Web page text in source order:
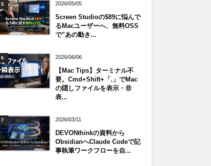
5 2026/05/05
Screen Studioの$89に悩んで
るMacユーザーへ、無料OSS
で”あの動き...
6 2026/06/06
【Mac Tips】ターミナル不
要。Cmd+Shift+「.」でMac
の隠しファイルを表示・非
表...
7 2026/03/11
DEVONthinkの資料から
ObsidianへClaude Codeで記
事執筆ワークフローを自...